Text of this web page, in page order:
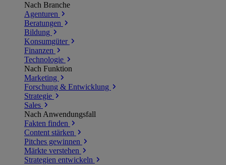
Nach Branche
Agenturen
Beratungen
Bildung
Konsumgüter
Finanzen
Technologie
Nach Funktion
Marketing
Forschung & Entwicklung
Strategie
Sales
Nach Anwendungsfall
Fakten finden
Content stärken
Pitches gewinnen
Märkte verstehen
Strategien entwickeln